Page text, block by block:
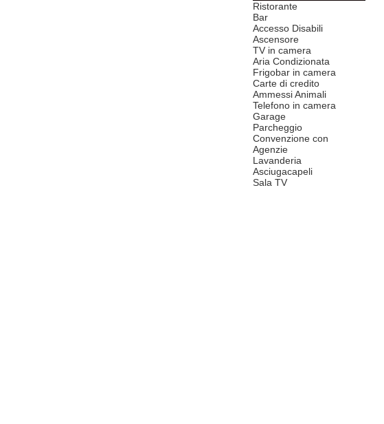
Ristorante
Bar
Accesso Disabili
Ascensore
TV in camera
Aria Condizionata
Frigobar in camera
Carte di credito
Ammessi Animali
Telefono in camera
Garage
Parcheggio
Convenzione con
Agenzie
Lavanderia
Asciugacapeli
Sala TV